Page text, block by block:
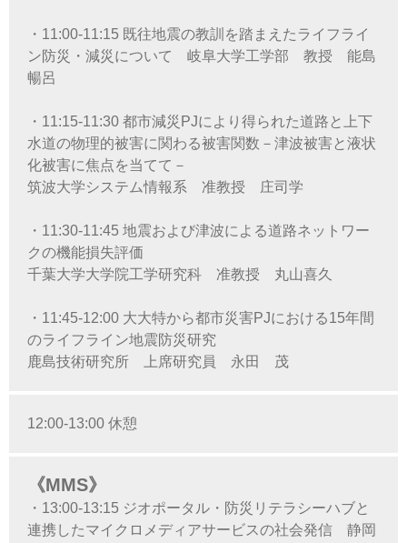
・11:00-11:15 既往地震の教訓を踏まえたライフライ
ン防災・減災について 岐阜大学工学部 教授 能島
暢呂
・11:15-11:30 都市減災PJにより得られた道路と上下
水道の物理的被害に関わる被害関数－津波被害と液状
化被害に焦点を当てて－
筑波大学システム情報系 准教授 庄司学
・11:30-11:45 地震および津波による道路ネットワー
クの機能損失評価
千葉大学大学院工学研究科 准教授 丸山喜久
・11:45-12:00 大大特から都市災害PJにおける15年間
のライフライン地震防災研究
鹿島技術研究所 上席研究員 永田 茂
12:00-13:00 休憩
《MMS》
・13:00-13:15 ジオポータル・防災リテラシーハブと
連携したマイクロメディアサービスの社会発信 静岡